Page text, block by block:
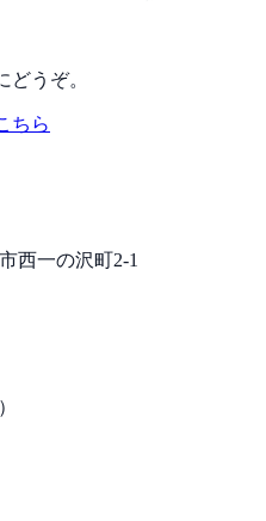
どうぞ。
ちら
西一の沢町2-1